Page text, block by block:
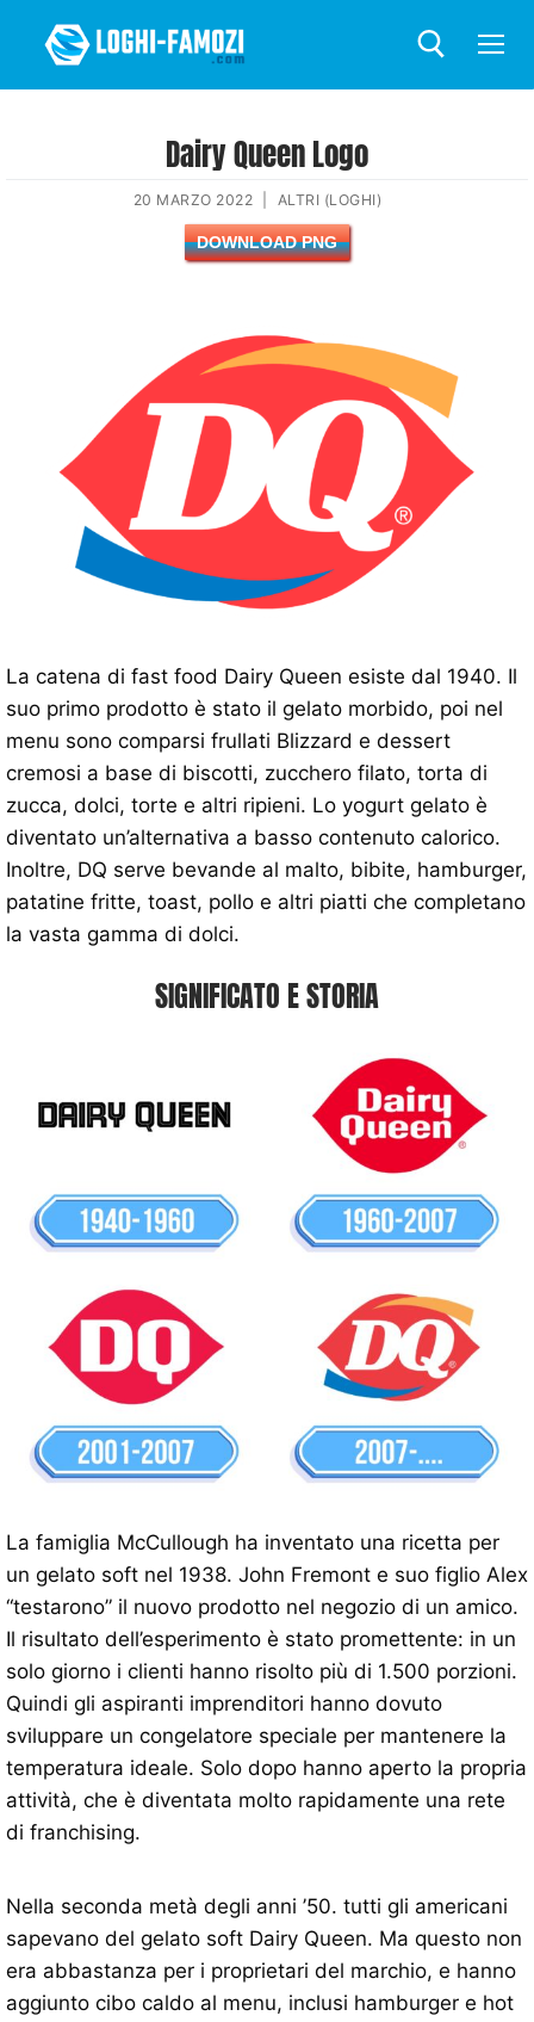
Dairy Queen Logo
20 MARZO 2022 ALTRI (LOGHI)
DOWNLOAD PNG
La catena di fast food Dairy Queen esiste dal 1940. Il
suo primo prodotto è stato il gelato morbido, poi nel
menu sono comparsi frullati Blizzard e dessert
cremosi a base di biscotti, zucchero filato, torta di
zucca, dolci, torte e altri ripieni. Lo yogurt gelato è
diventato un’alternativa a basso contenuto calorico.
Inoltre, DQ serve bevande al malto, bibite, hamburger,
patatine fritte, toast, pollo e altri piatti che completano
la vasta gamma di dolci.
SIGNIFICATO E STORIA
La famiglia McCullough ha inventato una ricetta per
un gelato soft nel 1938. John Fremont e suo figlio Alex
“testarono” il nuovo prodotto nel negozio di un amico.
Il risultato dell’esperimento è stato promettente: in un
solo giorno i clienti hanno risolto più di 1.500 porzioni.
Quindi gli aspiranti imprenditori hanno dovuto
sviluppare un congelatore speciale per mantenere la
temperatura ideale. Solo dopo hanno aperto la propria
attività, che è diventata molto rapidamente una rete
di franchising.
Nella seconda metà degli anni ’50. tutti gli americani
sapevano del gelato soft Dairy Queen. Ma questo non
era abbastanza per i proprietari del marchio, e hanno
aggiunto cibo caldo al menu, inclusi hamburger e hot